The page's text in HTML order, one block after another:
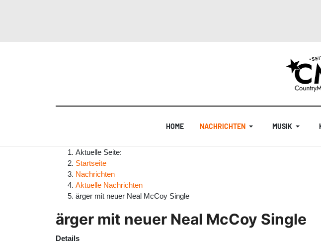
HOME NACHRICHTEN MUSIK
Aktuelle Seite:
Startseite
Nachrichten
Aktuelle Nachrichten
ärger mit neuer Neal McCoy Single
ärger mit neuer Neal McCoy Single
Details